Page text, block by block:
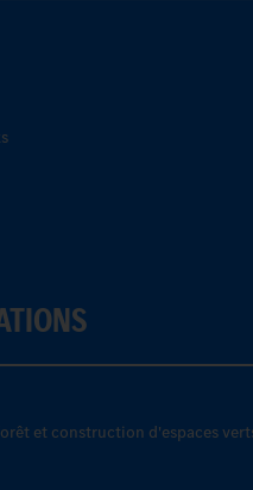
et construction d'espaces